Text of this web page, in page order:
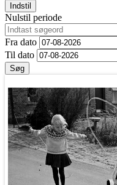
Indstil
Nulstil periode
Fra dato
Til dato
Søg